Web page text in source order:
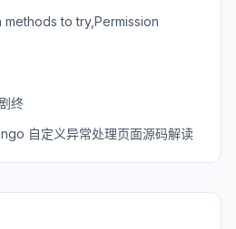
to try,Permission
终
自定义异常处理页面源码解读